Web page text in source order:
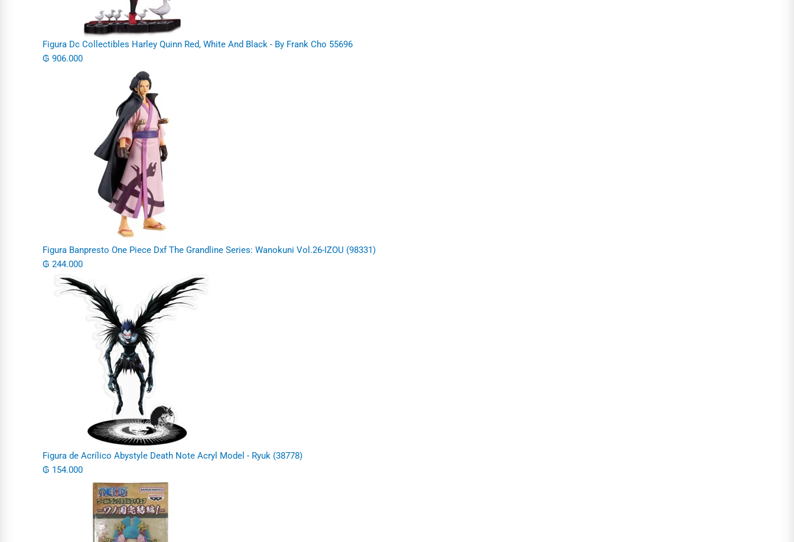
Figura Dc Collectibles Harley Quinn Red, White And Black - By Frank Cho 55696
₲ 906.000
Figura Banpresto One Piece Dxf The Grandline Series: Wanokuni Vol.26-IZOU (98331)
₲ 244.000
Figura de Acrílico Abystyle Death Note Acryl Model - Ryuk (38778)
₲ 154.000